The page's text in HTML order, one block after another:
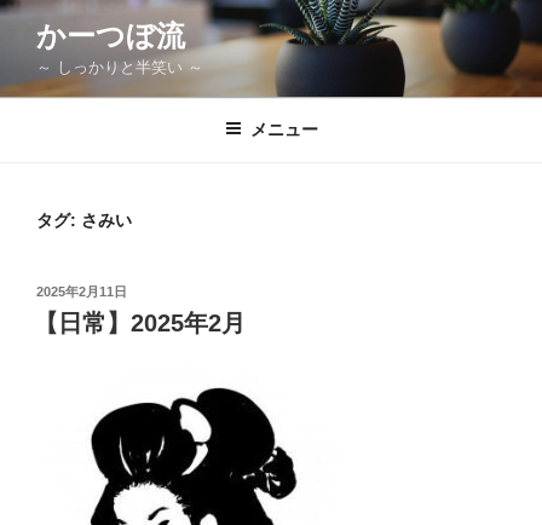
コ
ン
かーつぼ流
～ しっかりと半笑い ～
メニュー
タグ: さみい
投
日:
2025年2月11日
【日常】2025年2月